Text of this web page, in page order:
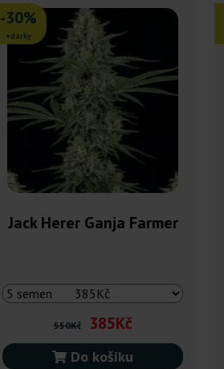
-30%
+dárky
Jack Herer Ganja Farmer
550Kč 385Kč
Do košíku